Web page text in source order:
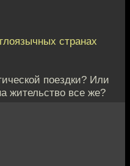
странах
поездки? Или
жительство все же?